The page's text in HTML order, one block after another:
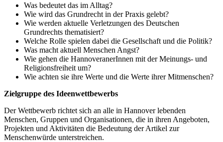
Was bedeutet das im Alltag?
Wie wird das Grundrecht in der Praxis gelebt?
Wie werden aktuelle Verletzungen des Deutschen
Grundrechts thematisiert?
Welche Rolle spielen dabei die Gesellschaft und die Politik?
Was macht aktuell Menschen Angst?
Wie gehen die HannoveranerInnen mit der Meinungs- und
Religionsfreiheit um?
Wie achten sie ihre Werte und die Werte ihrer Mitmenschen?
Zielgruppe des Ideenwettbewerbs
Der Wettbewerb richtet sich an alle in Hannover lebenden
Menschen, Gruppen und Organisationen, die in ihren Angeboten,
Projekten und Aktivitäten die Bedeutung der Artikel zur
Menschenwürde unterstreichen.